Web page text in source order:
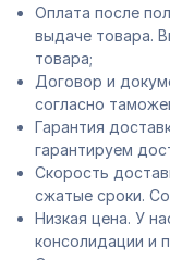
Оплата после
выдаче товара.
товара;
Договор и
согласно
Гарантия
гарантируем
Скорость
сжатые сроки.
Низкая цена. У
консолидации и